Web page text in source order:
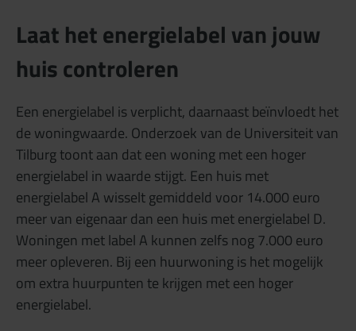
Laat het energielabel van jouw
huis controleren
Een energielabel is verplicht, daarnaast beïnvloedt het
de woningwaarde. Onderzoek van de Universiteit van
Tilburg toont aan dat een woning met een hoger
energielabel in waarde stijgt. Een huis met
energielabel A wisselt gemiddeld voor 14.000 euro
meer van eigenaar dan een huis met energielabel D.
Woningen met label A kunnen zelfs nog 7.000 euro
meer opleveren. Bij een huurwoning is het mogelijk
om extra huurpunten te krijgen met een hoger
energielabel.